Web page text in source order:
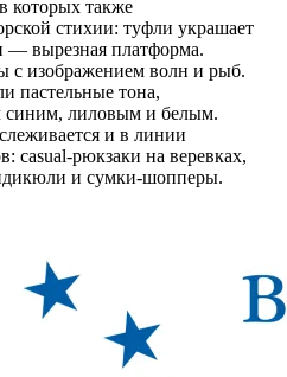
которых также
стихии: туфли украшает
— вырезная платформа.
с изображением волн и рыб.
пастельные тона,
синим, лиловым и белым.
и в линии
casual-рюкзаки на веревках,
и сумки-шопперы.